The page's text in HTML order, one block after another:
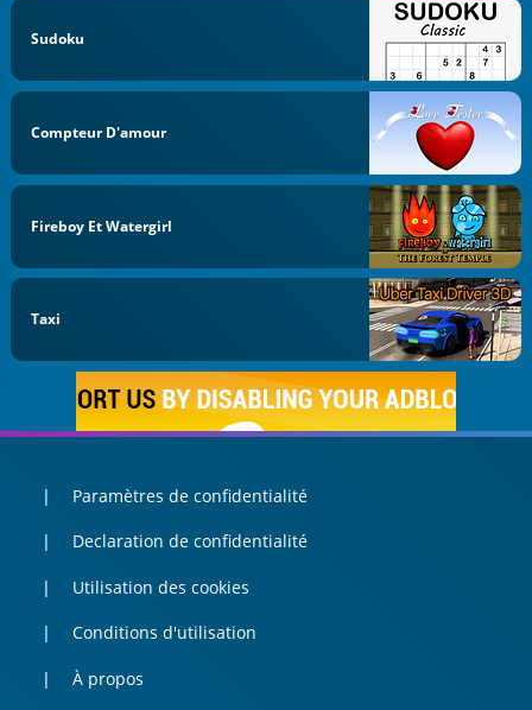
Sudoku
Compteur D'amour
Fireboy Et Watergirl
Taxi
Paramètres de confidentialité
Declaration de confidentialité
Utilisation des cookies
Conditions d'utilisation
À propos